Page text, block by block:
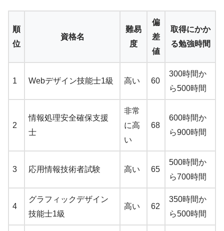
順
位
資格名
難易
度
偏
差
値
取得にかか
る勉強時間
1 Webデザイン技能士1級 高い 60
300時間か
ら500時間
2
情報処理安全確保支援
士
非常
に高
い
68
600時間か
ら900時間
3 応用情報技術者試験 高い 65
500時間か
ら700時間
4
グラフィックデザイン
技能士1級
高い 62
350時間か
ら500時間